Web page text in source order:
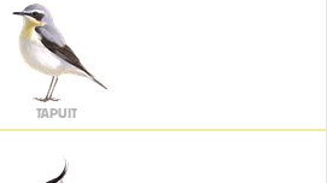
TAPUIT